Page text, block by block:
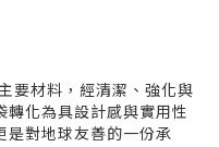
要材料，經清潔、強化與
化為具設計感與實用性
是對地球友善的一份承